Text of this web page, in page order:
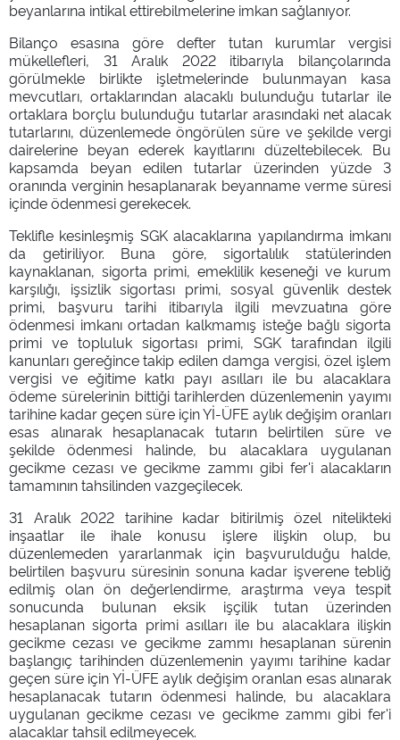
beyanlarına intikal ettirebilmelerine imkan sağlanıyor.
Bilanço esasına göre defter tutan kurumlar vergisi
mükellefleri, 31 Aralık 2022 itibarıyla bilançolarında
görülmekle birlikte işletmelerinde bulunmayan kasa
mevcutları, ortaklarından alacaklı bulunduğu tutarlar ile
ortaklara borçlu bulunduğu tutarlar arasındaki net alacak
tutarlarını, düzenlemede öngörülen süre ve şekilde vergi
dairelerine beyan ederek kayıtlarını düzeltebilecek. Bu
kapsamda beyan edilen tutarlar üzerinden yüzde 3
oranında verginin hesaplanarak beyanname verme süresi
içinde ödenmesi gerekecek.
Teklifle kesinleşmiş SGK alacaklarına yapılandırma imkanı
da getiriliyor. Buna göre, sigortalılık statülerinden
kaynaklanan, sigorta primi, emeklilik keseneği ve kurum
karşılığı, işsizlik sigortası primi, sosyal güvenlik destek
primi, başvuru tarihi itibarıyla ilgili mevzuatına göre
ödenmesi imkanı ortadan kalkmamış isteğe bağlı sigorta
primi ve topluluk sigortası primi, SGK tarafından ilgili
kanunları gereğince takip edilen damga vergisi, özel işlem
vergisi ve eğitime katkı payı asılları ile bu alacaklara
ödeme sürelerinin bittiği tarihlerden düzenlemenin yayımı
tarihine kadar geçen süre için Yİ-ÜFE aylık değişim oranları
esas alınarak hesaplanacak tutarın belirtilen süre ve
şekilde ödenmesi halinde, bu alacaklara uygulanan
gecikme cezası ve gecikme zammı gibi fer'i alacakların
tamamının tahsilinden vazgeçilecek.
31 Aralık 2022 tarihine kadar bitirilmiş özel nitelikteki
inşaatlar ile ihale konusu işlere ilişkin olup, bu
düzenlemeden yararlanmak için başvurulduğu halde,
belirtilen başvuru süresinin sonuna kadar işverene tebliğ
edilmiş olan ön değerlendirme, araştırma veya tespit
sonucunda bulunan eksik işçilik tutan üzerinden
hesaplanan sigorta primi asılları ile bu alacaklara ilişkin
gecikme cezası ve gecikme zammı hesaplanan sürenin
başlangıç tarihinden düzenlemenin yayımı tarihine kadar
geçen süre için Yİ-ÜFE aylık değişim oranlan esas alınarak
hesaplanacak tutarın ödenmesi halinde, bu alacaklara
uygulanan gecikme cezası ve gecikme zammı gibi fer'i
alacaklar tahsil edilmeyecek.